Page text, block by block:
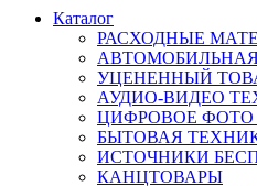
Каталог
РАСХОДНЫЕ
УЦЕНЕННЫЙ
АУДИО-ВИДЕО
ЦИФРОВОЕ ФОТО
БЫТОВАЯ
ИСТОЧНИКИ
КАНЦТОВАРЫ